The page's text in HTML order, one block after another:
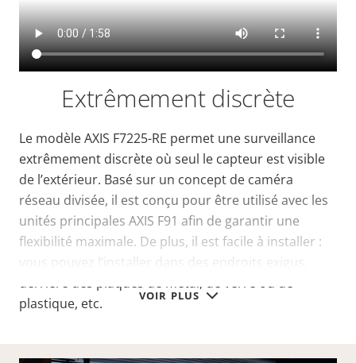
VOIR PLUS
Extrêmement discrète
Le modèle AXIS F7225-RE permet une surveillance
extrêmement discrète où seul le capteur est visible
de l’extérieur. Basé sur un concept de caméra
réseau divisée, il est conçu pour être utilisé avec les
unités principales AXIS F91 afin de garantir une
flexibilité maximale. De plus, il est facile à installer :
vous pouvez l’installer dans des endroits exigus,
derrière des plaques de métal, de verre ou de
plastique, etc.